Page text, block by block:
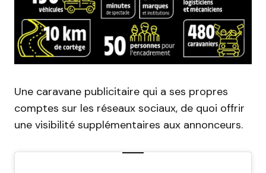
Une caravane publicitaire qui a ses propres
comptes sur les réseaux sociaux, de quoi offrir
une visibilité supplémentaires aux annonceurs.